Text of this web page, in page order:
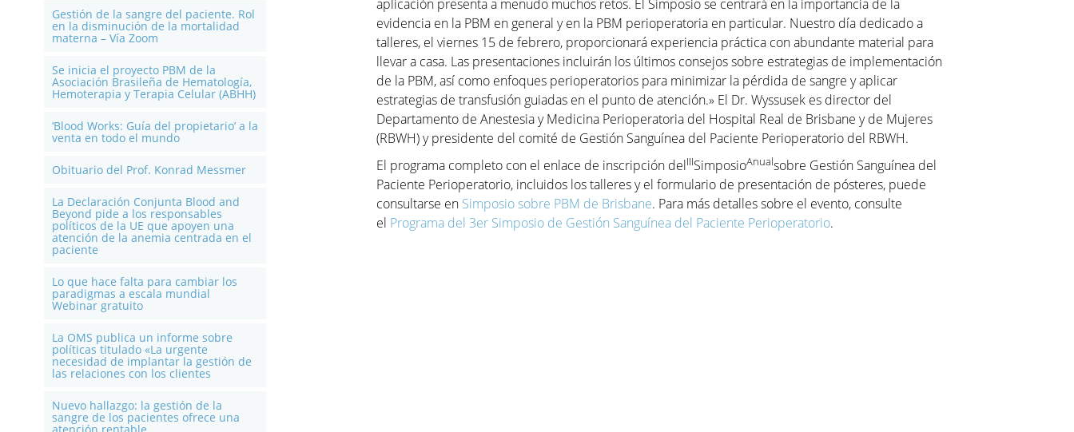
Gestión de la sangre del paciente. Rol
en la disminución de la mortalidad
materna – Vía Zoom
Se inicia el proyecto PBM de la
Asociación Brasileña de Hematología,
Hemoterapia y Terapia Celular (ABHH)
‘Blood Works: Guía del propietario’ a la
venta en todo el mundo
Obituario del Prof. Konrad Messmer
La Declaración Conjunta Blood and
Beyond pide a los responsables
políticos de la UE que apoyen una
atención de la anemia centrada en el
paciente
Lo que hace falta para cambiar los
paradigmas a escala mundial
Webinar gratuito
La OMS publica un informe sobre
políticas titulado «La urgente
necesidad de implantar la gestión de
las relaciones con los clientes
Nuevo hallazgo: la gestión de la
sangre de los pacientes ofrece una
aplicación presenta a menudo muchos retos. El Simposio se centrará en la importancia de la
evidencia en la PBM en general y en la PBM perioperatoria en particular. Nuestro día dedicado a
talleres, el viernes 15 de febrero, proporcionará experiencia práctica con abundante material para
llevar a casa. Las presentaciones incluirán los últimos consejos sobre estrategias de implementación
de la PBM, así como enfoques perioperatorios para minimizar la pérdida de sangre y aplicar
estrategias de transfusión guiadas en el punto de atención.» El Dr. Wyssusek es director del
Departamento de Anestesia y Medicina Perioperatoria del Hospital Real de Brisbane y de Mujeres
(RBWH) y presidente del comité de Gestión Sanguínea del Paciente Perioperatorio del RBWH.
El programa completo con el enlace de inscripción delIIISimposioAnualsobre Gestión Sanguínea del
Paciente Perioperatorio, incluidos los talleres y el formulario de presentación de pósteres, puede
consultarse en Simposio sobre PBM de Brisbane. Para más detalles sobre el evento, consulte
el Programa del 3er Simposio de Gestión Sanguínea del Paciente Perioperatorio.